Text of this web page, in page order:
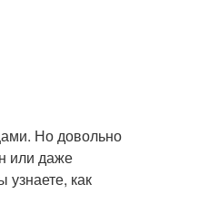
Но довольно
или даже
как